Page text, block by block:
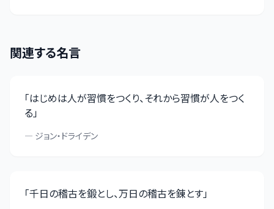
関連する名言
「はじめは人が習慣をつくり、それから習慣が人をつく
る」
— ジョン・ドライデン
「千日の稽古を鍛とし、万日の稽古を錬とす」